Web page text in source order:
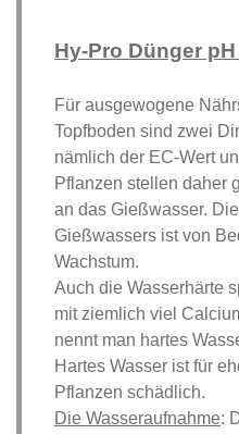
Hy-Pro Dünger
Für ausgewogene
Topfboden sind zwei
nämlich der EC-Wert
Pflanzen stellen daher
an das Gießwasser.
Gießwassers ist von
Wachstum.
Auch die Wasserhärte
mit ziemlich viel
nennt man hartes
Hartes Wasser ist für
Pflanzen schädlich.
Die Wasseraufnahme: